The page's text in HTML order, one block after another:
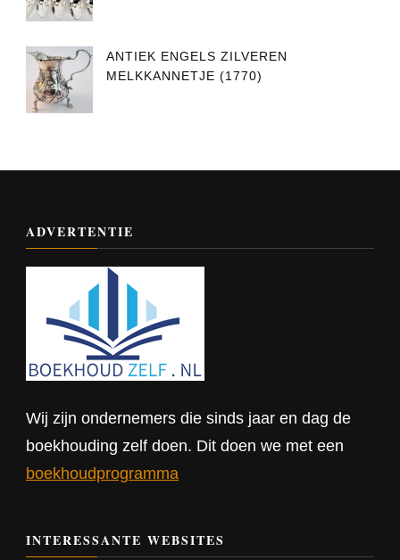
ANTIEK ENGELS ZILVEREN
MELKKANNETJE (1770)
ADVERTENTIE
Wij zijn ondernemers die sinds jaar en dag de
boekhouding zelf doen. Dit doen we met een
boekhoudprogramma
INTERESSANTE WEBSITES